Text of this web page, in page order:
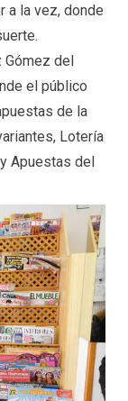
a la vez, donde
Gómez del
el público
de la
Lotería
Apuestas del